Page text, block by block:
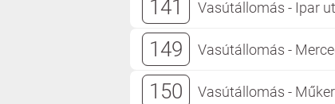
141 Vasútállomás - Ipar
149 Vasútállomás -
150 Vasútállomás -